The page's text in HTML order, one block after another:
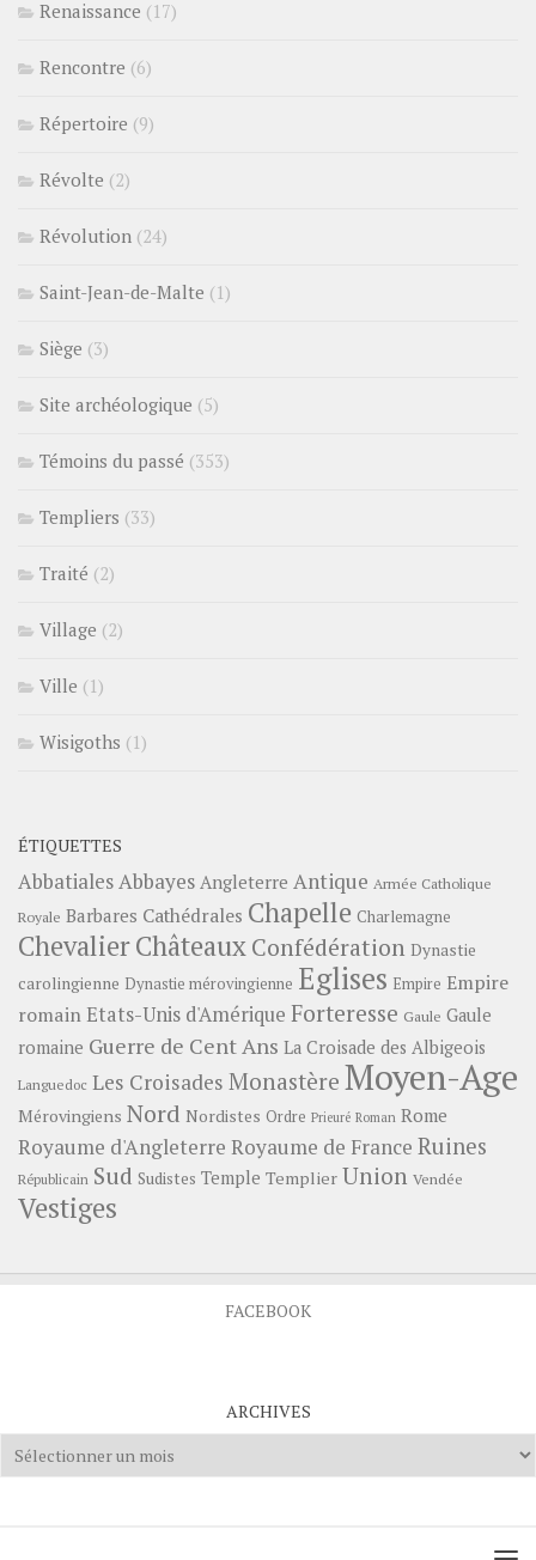
Renaissance (17)
Rencontre (6)
Répertoire (9)
Révolte (2)
Révolution (24)
Saint-Jean-de-Malte (1)
Siège (3)
Site archéologique (5)
Témoins du passé (353)
Templiers (33)
Traité (2)
Village (2)
Ville (1)
Wisigoths (1)
ÉTIQUETTES
AbbatialesAbbayes Angleterre Antique Armée Catholique
Royale Barbares Cathédrales Chapelle Charlemagne
ChevalierChâteauxConfédération Dynastie
carolingienne Dynastie mérovingienne Eglises Empire Empire
romainEtats-Unis d'Amérique Forteresse Gaule Gaule
romaine Guerre de Cent Ans La Croisade des Albigeois
Languedoc Les Croisades Monastère Moyen-Age
Mérovingiens Nord Nordistes Ordre Prieuré Roman Rome
Royaume d'Angleterre Royaume de France Ruines
Républicain Sud Sudistes Temple Templier Union Vendée
Vestiges
FACEBOOK
ARCHIVES
Archives